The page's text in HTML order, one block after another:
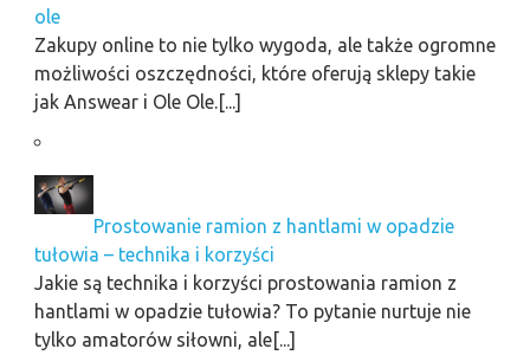
ole
Zakupy online to nie tylko wygoda, ale także ogromne
możliwości oszczędności, które oferują sklepy takie
jak Answear i Ole Ole.[...]
Prostowanie ramion z hantlami w opadzie
tułowia – technika i korzyści
Jakie są technika i korzyści prostowania ramion z
hantlami w opadzie tułowia? To pytanie nurtuje nie
tylko amatorów siłowni, ale[...]